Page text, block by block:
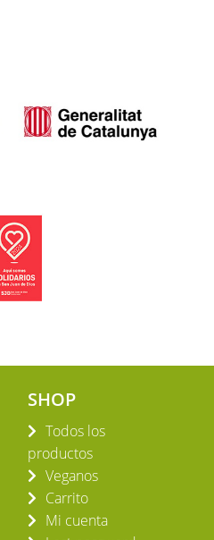
SHOP
Todos los
productos
Veganos
Carrito
Mi cuenta